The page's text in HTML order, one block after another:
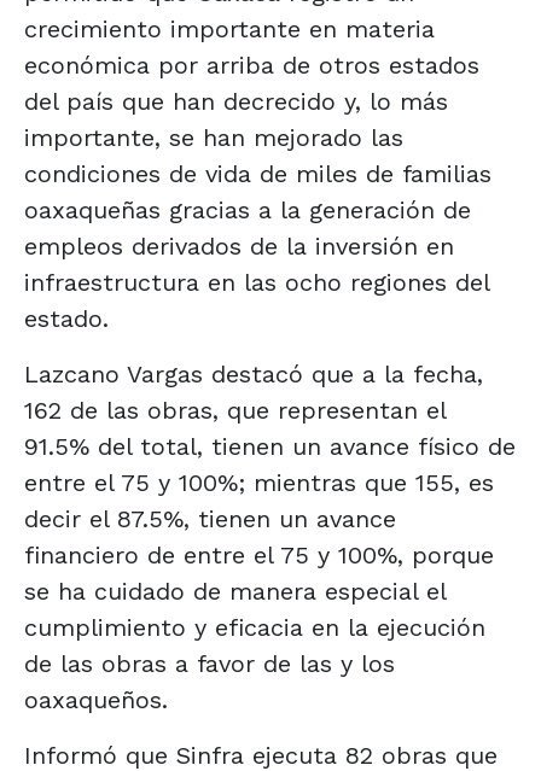
crecimiento importante en materia
económica por arriba de otros estados
del país que han decrecido y, lo más
importante, se han mejorado las
condiciones de vida de miles de familias
oaxaqueñas gracias a la generación de
empleos derivados de la inversión en
infraestructura en las ocho regiones del
estado.
Lazcano Vargas destacó que a la fecha,
162 de las obras, que representan el
91.5% del total, tienen un avance físico de
entre el 75 y 100%; mientras que 155, es
decir el 87.5%, tienen un avance
financiero de entre el 75 y 100%, porque
se ha cuidado de manera especial el
cumplimiento y eficacia en la ejecución
de las obras a favor de las y los
oaxaqueños.
Informó que Sinfra ejecuta 82 obras que